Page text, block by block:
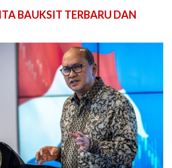
BAUKSIT TERBARU DAN